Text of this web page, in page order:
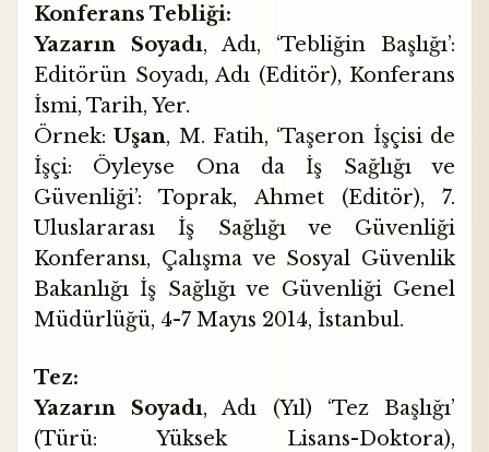
Konferans Tebliği:
Yazarın Soyadı, Adı, ‘Tebliğin Başlığı’:
Editörün Soyadı, Adı (Editör), Konferans
İsmi, Tarih, Yer.
Örnek:Uşan, M. Fatih, ‘Taşeron İşçisi de
İşçi: Öyleyse Ona da İş Sağlığı ve
Güvenliği’: Toprak, Ahmet (Editör), 7.
Uluslararası İş Sağlığı ve Güvenliği
Konferansı, Çalışma ve Sosyal Güvenlik
Bakanlığı İş Sağlığı ve Güvenliği Genel
Müdürlüğü, 4-7 Mayıs 2014, İstanbul.
Tez:
Yazarın Soyadı, Adı (Yıl) ‘Tez Başlığı’
(Türü: Yüksek Lisans-Doktora),